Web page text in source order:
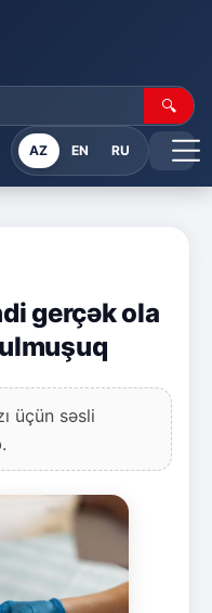
🔍
AZ EN RU
gerçək ola
üçün səsli